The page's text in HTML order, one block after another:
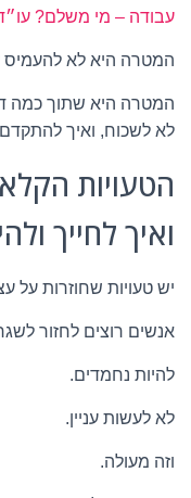
עבודה – מי משלם?
המטרה היא לא להעמיס
המטרה היא שתוך כמה
לא לשכוח, ואיך להתקדם
הטעויות
ואיך לחייך
יש טעויות שחוזרות על
אנשים רוצים לחזור
להיות נחמדים.
לא לעשות עניין.
וזה מעולה.